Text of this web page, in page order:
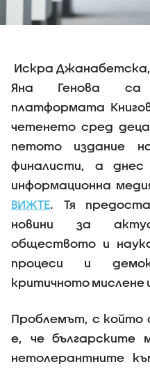
Искра Джанабетска,
Яна Генова са
платформата
четенето сред
петото издание
финалисти, а
информационна
ВИЖТЕ. Тя
новини за
обществото и
процеси и
критичното мислене
Проблемът, с който
е, че българските
нетолерантните